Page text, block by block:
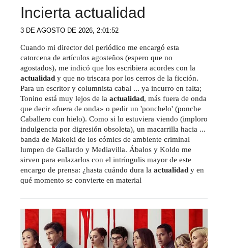
Incierta actualidad
3 DE AGOSTO DE 2026, 2:01:52
Cuando mi director del periódico me encargó esta
catorcena de artículos agosteños (espero que no
agostados), me indicó que los escribiera acordes con la
actualidad y que no triscara por los cerros de la ficción.
Para un escritor y columnista cabal ... ya incurro en falta;
Tonino está muy lejos de la actualidad, más fuera de onda
que decir «fuera de onda» o pedir un 'ponchelo' (ponche
Caballero con hielo). Como si lo estuviera viendo (imploro
indulgencia por digresión obsoleta), un macarrilla hacia ...
banda de Makoki de los cómics de ambiente criminal
lumpen de Gallardo y Mediavilla. Ábalos y Koldo me
sirven para enlazarlos con el intríngulis mayor de este
encargo de prensa: ¿hasta cuándo dura la actualidad y en
qué momento se convierte en material